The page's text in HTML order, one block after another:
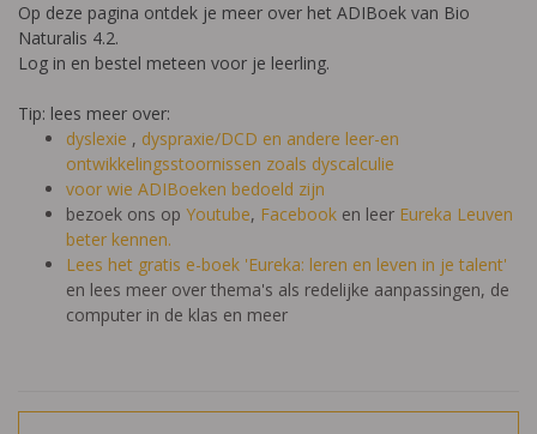
Op deze pagina ontdek je meer over het ADIBoek van Bio
Naturalis 4.2.
Log in en bestel meteen voor je leerling.
Tip: lees meer over:
dyslexie , dyspraxie/DCD en andere leer-en
ontwikkelingsstoornissen zoals dyscalculie
voor wie ADIBoeken bedoeld zijn
bezoek ons op Youtube, Facebook en leer Eureka Leuven
beter kennen.
Lees het gratis e-boek 'Eureka: leren en leven in je talent'
en lees meer over thema's als redelijke aanpassingen, de
computer in de klas en meer